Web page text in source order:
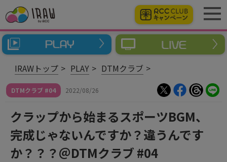
IRAWトップ PLAY DTMクラブ
DTMクラブ #04 2022/08/26
クラップから始まるスポーツBGM、
完成じゃないんですか？違うんです
か？？？＠DTMクラブ #04